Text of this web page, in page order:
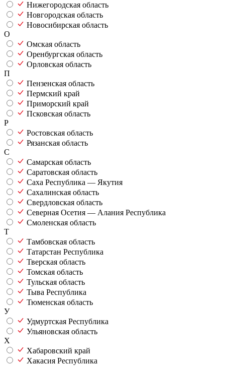
Нижегородская область
Новгородская область
Новосибирская область
О
Омская область
Оренбургская область
Орловская область
П
Пензенская область
Пермский край
Приморский край
Псковская область
Р
Ростовская область
Рязанская область
С
Самарская область
Саратовская область
Саха Республика — Якутия
Сахалинская область
Свердловская область
Северная Осетия — Алания Республика
Смоленская область
Т
Тамбовская область
Татарстан Республика
Тверская область
Томская область
Тульская область
Тыва Республика
Тюменская область
У
Удмуртская Республика
Ульяновская область
Х
Хабаровский край
Хакасия Республика